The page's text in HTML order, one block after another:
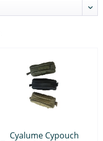
Cyalume Cypouch